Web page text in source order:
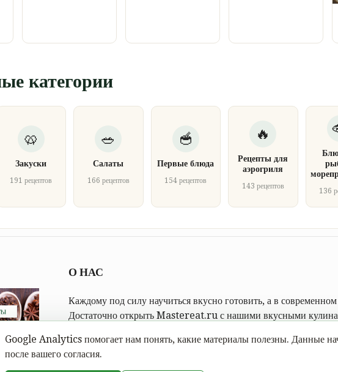
категории
Закуски
191 рецептов
Салаты
166 рецептов
Первые блюда
154 рецептов
Рецепты для
аэрогриля
143 рецептов
136
О НАС
Каждому под силу научиться вкусно готовить, а в
Достаточно открыть Mastereat.ru с нашими вкусными
Google Analytics помогает нам понять, какие материалы полезны. Данные
после вашего согласия.